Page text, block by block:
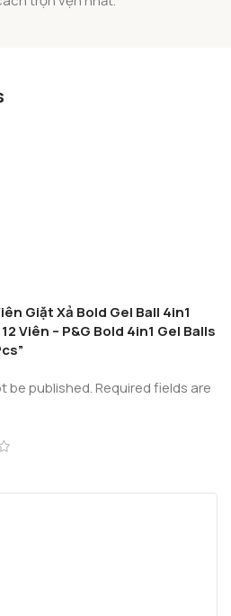
Giặt Xả Bold Gel Ball 4in1
Viên – P&G Bold 4in1 Gel Balls
be published.Required fields are